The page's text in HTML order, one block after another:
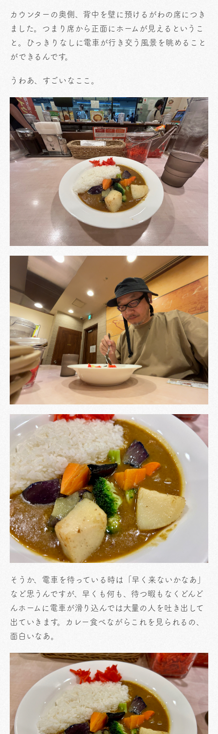
カウンターの奥側、背中を壁に預けるがわの席につき
ました。つまり席から正面にホームが見えるというこ
と。ひっきりなしに電車が行き交う風景を眺めること
ができるんです。
うわあ、すごいなここ。
そうか、電車を待っている時は「早く来ないかなあ」
など思うんですが、早くも何も、待つ暇もなくどんど
んホームに電車が滑り込んでは大量の人を吐き出して
出ていきます。カレー食べながらこれを見られるの、
面白いなあ。